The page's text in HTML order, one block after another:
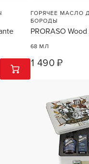
1 ШТ
ГОРЯЧЕЕ МАСЛО
БОРОДЫ
PRORASO
68 МЛ
1 490 ₽
Заяц–робот